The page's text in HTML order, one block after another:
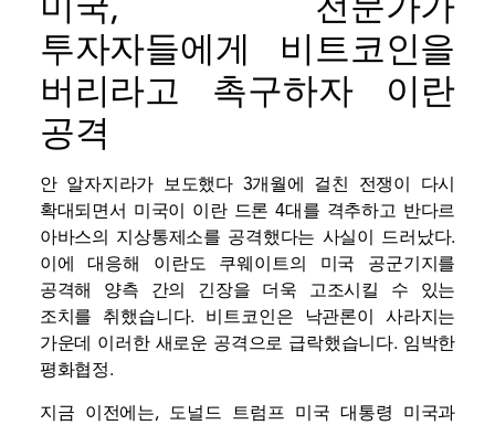
투자자들에게 비트코인을
버리라고 촉구하자 이란
공격
안 알자지라가 보도했다 3개월에 걸친 전쟁이 다시
확대되면서 미국이 이란 드론 4대를 격추하고 반다르
아바스의 지상통제소를 공격했다는 사실이 드러났다.
이에 대응해 이란도 쿠웨이트의 미국 공군기지를
공격해 양측 간의 긴장을 더욱 고조시킬 수 있는
조치를 취했습니다. 비트코인은 낙관론이 사라지는
가운데 이러한 새로운 공격으로 급락했습니다. 임박한
평화협정.
지금 이전에는, 도널드 트럼프 미국 대통령 미국과